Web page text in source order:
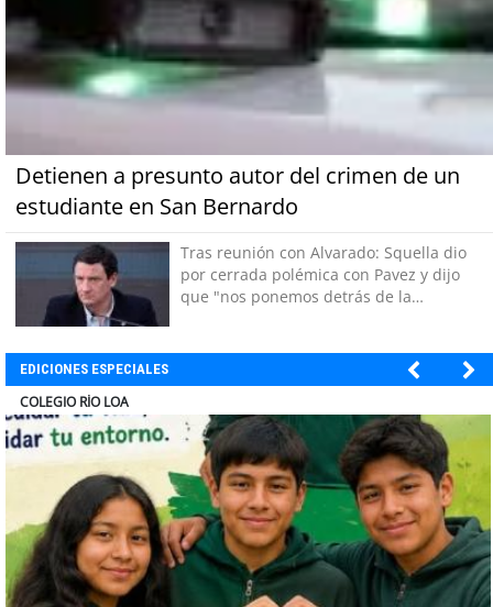
Detienen a presunto autor del crimen de un
estudiante en San Bernardo
Tras reunión con Alvarado: Squella dio
por cerrada polémica con Pavez y dijo
que "nos ponemos detrás de la
EDICIONES ESPECIALES
EL ABRA